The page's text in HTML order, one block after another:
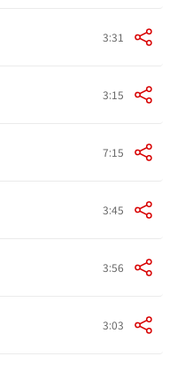
3:31
3:15
7:15
3:45
3:56
3:03